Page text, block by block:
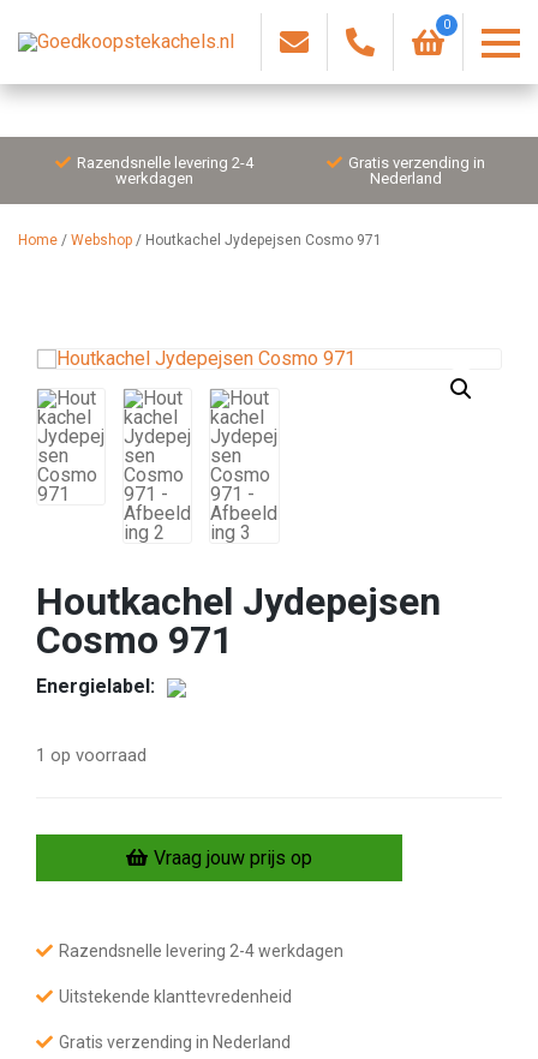
0
Razendsnelle levering 2-4
werkdagen
Gratis verzending in
Nederland
Home / Webshop / Houtkachel Jydepejsen Cosmo 971
Houtkachel Jydepejsen
Cosmo 971
Energielabel:
1 op voorraad
H
u
c
e
J
y
Vraag jouw prijs op
Razendsnelle levering 2-4 werkdagen
Uitstekende klanttevredenheid
Gratis verzending in Nederland